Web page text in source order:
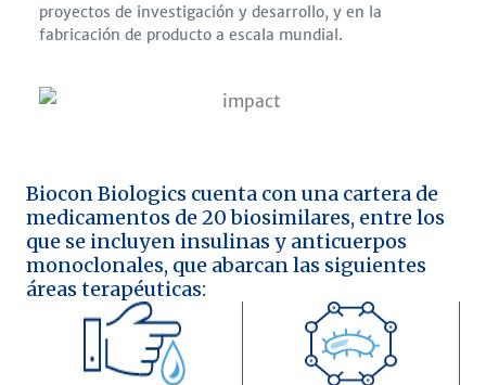
proyectos de investigación y desarrollo, y en la
fabricación de producto a escala mundial.
Biocon Biologics cuenta con una cartera de
medicamentos de 20 biosimilares, entre los
que se incluyen insulinas y anticuerpos
monoclonales, que abarcan las siguientes
áreas terapéuticas: